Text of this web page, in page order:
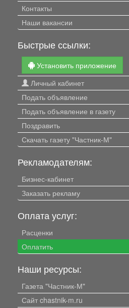
Контакты
Наши вакансии
Быстрые ссылки:
Установить приложение
Личный кабинет
Подать объявление
Подать объявление в газету
Поздравить
Скачать газету "Частник-М"
Рекламодателям:
Бизнес-кабинет
Заказать рекламу
Оплата услуг:
Расценки
Оплатить
Наши ресурсы:
Газета "Частник-М"
Сайт chastnik-m.ru